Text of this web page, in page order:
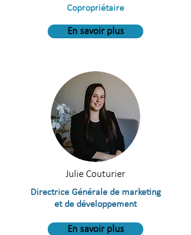
Copropriétaire
En savoir plus
Julie Couturier
Directrice Générale de marketing
et de développement
En savoir plus